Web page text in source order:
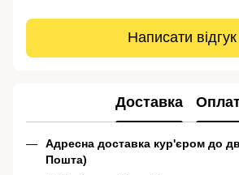
Написати відгук
Доставка
Адресна доставка кур'єром до
Пошта)